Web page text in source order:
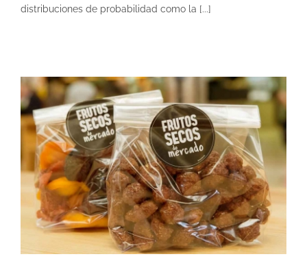
distribuciones de probabilidad como la [...]